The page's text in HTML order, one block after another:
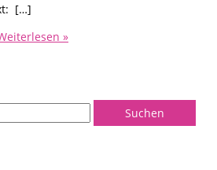
[…]
»